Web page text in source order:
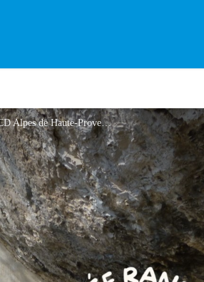
Chapelle Saint-Trophime - SA - CD Alpes de Haute-Provence